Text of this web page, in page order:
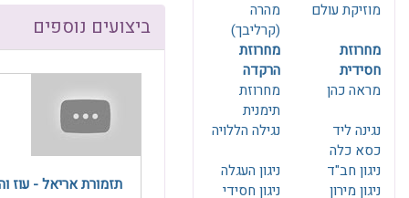
ביצועים נוספים
תזמורת אריאל - עוז
מהרה
(קרליבך)
מוזיקת עולם
מחרוזת
הרקדה
מחרוזת
חסידית
מחרוזת
תימנית
מראה כהן
נגילה הללויה
נגינה ליד
כסא כלה
ניגון העגלה
ניגון חב"ד
ניגון חסידי
ניגון מירון